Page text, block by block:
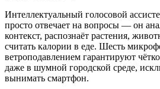
Интеллектуальный голосовой
просто отвечает на вопросы — он
контекст, распознаёт растения,
считать калории в еде. Шесть
ветроподавлением гарантируют
даже в шумной городской среде,
вынимать смартфон.